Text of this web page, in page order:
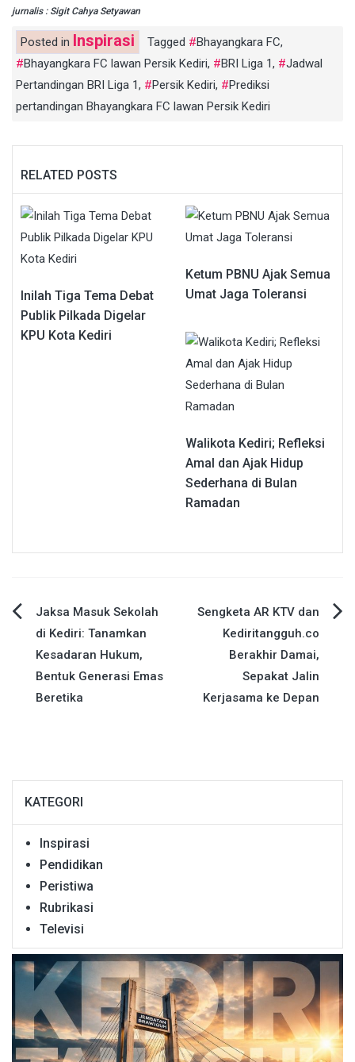
jurnalis : Sigit Cahya Setyawan
Posted in Inspirasi Tagged Bhayangkara FC,
Bhayangkara FC lawan Persik Kediri, BRI Liga 1,
Jadwal
Pertandingan BRI Liga 1, Persik Kediri,
Prediksi
pertandingan Bhayangkara FC lawan Persik Kediri
RELATED POSTS
Inilah Tiga Tema Debat
Publik Pilkada Digelar
KPU Kota Kediri
Ketum PBNU Ajak Semua
Umat Jaga Toleransi
Walikota Kediri; Refleksi
Amal dan Ajak Hidup
Sederhana di Bulan
Ramadan
Navigasi
pos
Jaksa Masuk Sekolah
di Kediri: Tanamkan
Kesadaran Hukum,
Bentuk Generasi Emas
Beretika
Sengketa AR KTV dan
Kediritangguh.co
Berakhir Damai,
Sepakat Jalin
Kerjasama ke Depan
KATEGORI
Inspirasi
Pendidikan
Peristiwa
Rubrikasi
Televisi